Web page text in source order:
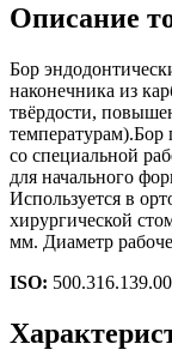
Описание
Бор
наконечника из
твёрдости,
температурам).Бор
со специальной
для начального
Используется в
хирургической
мм. Диаметр
ISO: